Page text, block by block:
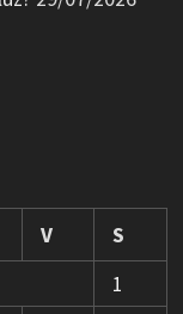
V
S
1